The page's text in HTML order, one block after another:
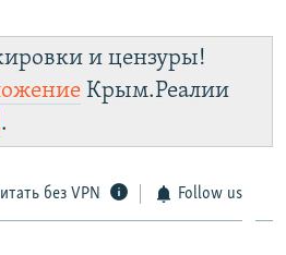
и цензуры!
Крым.Реалии
.
без VPN Follow us